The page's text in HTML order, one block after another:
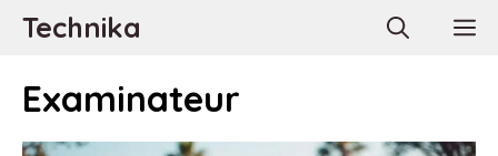
AllerTechnika
Examinateur